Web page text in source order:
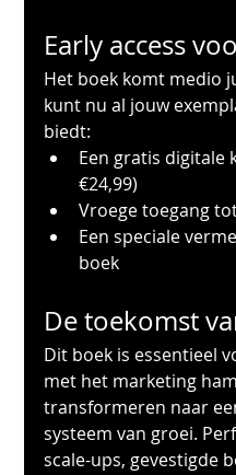
Early access
Het boek komt medio
kunt nu al jouw
biedt:
Een gratis digitale
€24,99)
Vroege toegang
Een speciale
boek
De toekomst
Dit boek is essentieel
met het marketing
transformeren naar
systeem van groei.
scale-ups, gevestigde